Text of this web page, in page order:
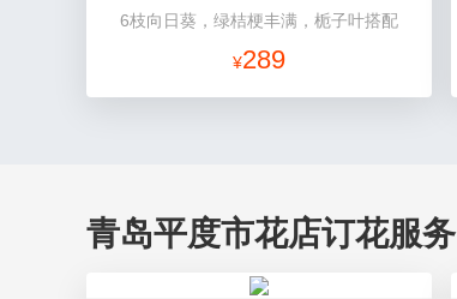
6枝向日葵，绿桔梗丰满，栀子叶搭配
¥289
青岛平度市花店订花服务